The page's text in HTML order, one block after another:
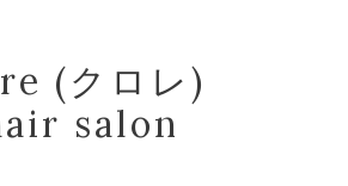
(クロレ)
salon